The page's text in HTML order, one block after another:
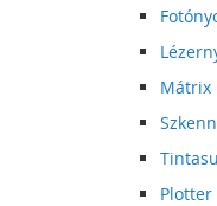
Mátrix
Plotter